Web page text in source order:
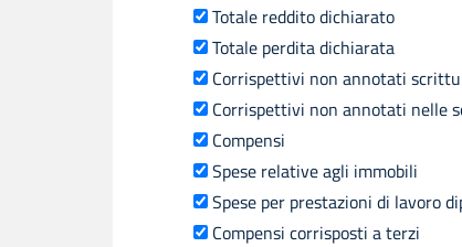
Totale reddito dichiarato
Totale perdita dichiarata
Corrispettivi non annotati
Corrispettivi non annotati nelle
Compensi
Spese relative agli immobili
Spese per prestazioni di lavoro
Compensi corrisposti a terzi